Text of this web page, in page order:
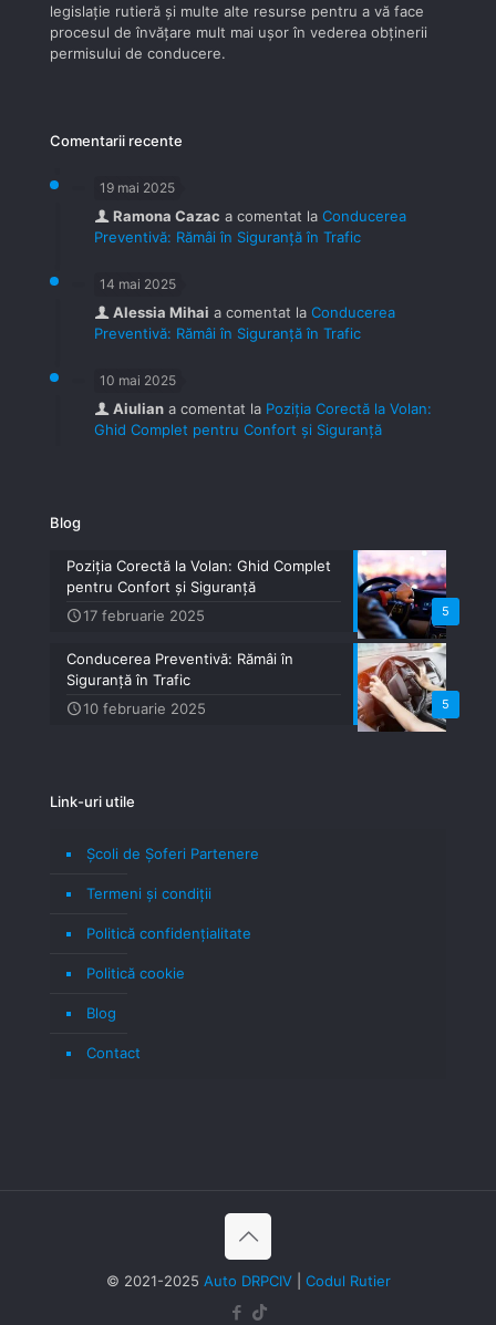
legislaţie rutieră şi multe alte resurse pentru a vă face
procesul de învăţare mult mai uşor în vederea obţinerii
permisului de conducere.
Comentarii recente
19 mai 2025
Ramona Cazac a comentat la Conducerea
Preventivă: Rămâi în Siguranță în Trafic
14 mai 2025
Alessia Mihai a comentat la Conducerea
Preventivă: Rămâi în Siguranță în Trafic
10 mai 2025
Aiulian a comentat la Poziția Corectă la Volan:
Ghid Complet pentru Confort și Siguranță
Blog
5
Poziția Corectă la Volan: Ghid Complet
pentru Confort și Siguranță
17 februarie 2025
5
Conducerea Preventivă: Rămâi în
Siguranță în Trafic
10 februarie 2025
Link-uri utile
Școli de Șoferi Partenere
Termeni şi condiţii
Politică confidenţialitate
Politică cookie
Blog
Contact
© 2021-2025 Auto DRPCIV| Codul Rutier